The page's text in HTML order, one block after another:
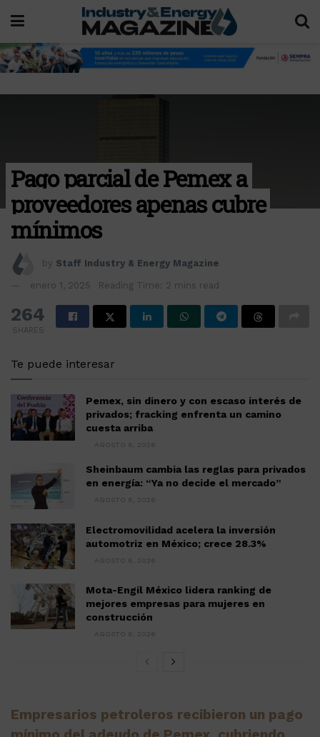
Pago parcial de Pemex a
proveedores apenas cubre
mínimos
by Staff Industry & Energy Magazine
enero 1, 2025 Reading Time: 2 mins read
264
SHARES
Te puede interesar
Pemex, sin dinero y con escaso interés de
privados; fracking enfrenta un camino
cuesta arriba
AGOSTO 6, 2026
Sheinbaum cambia las reglas para privados
en energía: “Ya no decide el mercado”
AGOSTO 6, 2026
Electromovilidad acelera la inversión
automotriz en México; crece 28.3%
AGOSTO 6, 2026
Mota-Engil México lidera ranking de
mejores empresas para mujeres en
construcción
AGOSTO 6, 2026
Empresarios petroleros recibieron un pago